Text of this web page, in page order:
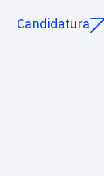
Candidatura